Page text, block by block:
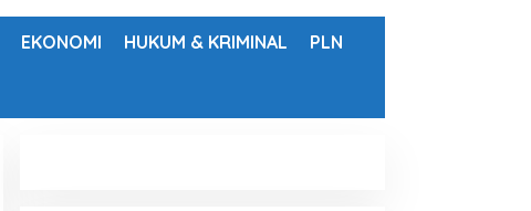
EKONOMI HUKUM & KRIMINAL PLN